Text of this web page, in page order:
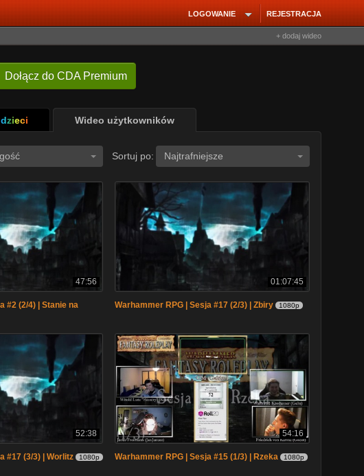
REJESTRACJA
LOGOWANIE
+ dodaj wideo
Dołącz do CDA Premium
Wideo użytkowników
Sortuj po: Najtrafniejsze
47:56
#2 (2/4) | Stanie na
01:07:45
Warhammer RPG | Sesja #17 (2/3) | Zbiry 1080p
52:38
#17 (3/3) | Worlitz 1080p
54:16
Warhammer RPG | Sesja #15 (1/3) | Rzeka 1080p